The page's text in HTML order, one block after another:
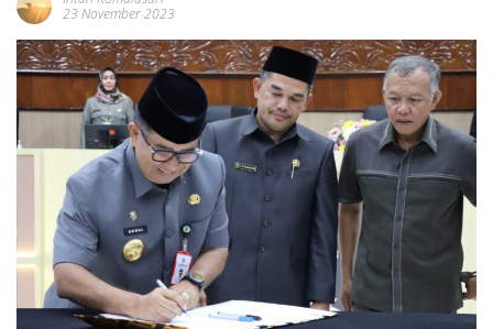
23 November 2023